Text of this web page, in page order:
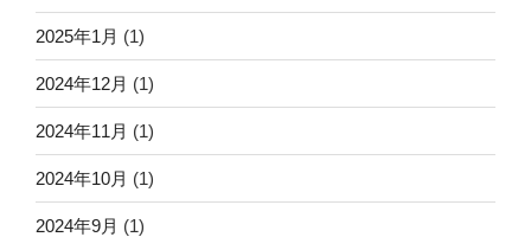
2025年1月 (1)
2024年12月 (1)
2024年11月 (1)
2024年10月 (1)
2024年9月 (1)